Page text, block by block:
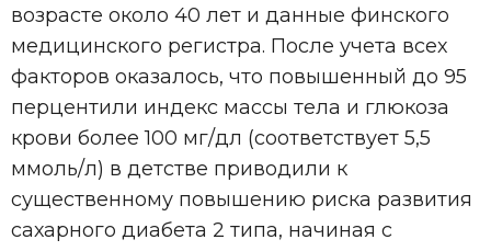
возрасте около 40 лет и данные финского
медицинского регистра. После учета всех
факторов оказалось, что повышенный до 95
перцентили индекс массы тела и глюкоза
крови более 100 мг/дл (соответствует 5,5
ммоль/л) в детстве приводили к
существенному повышению риска развития
сахарного диабета 2 типа, начиная с